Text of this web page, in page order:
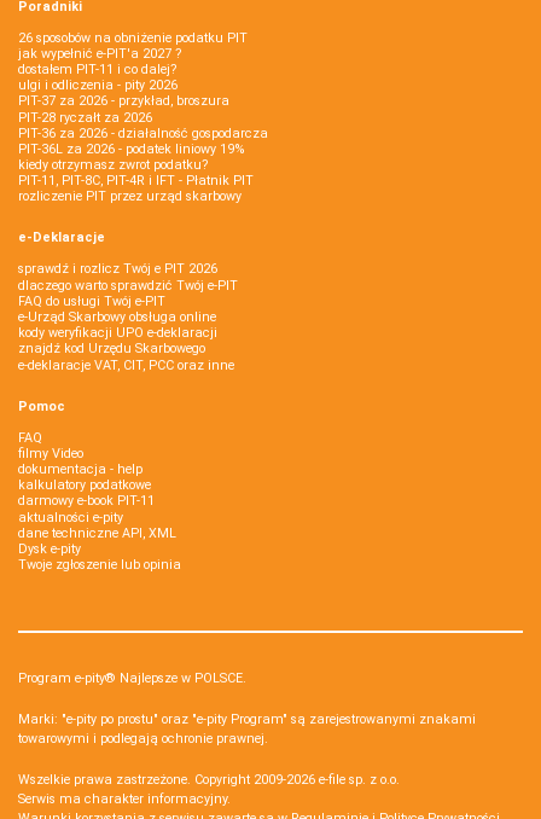
Poradniki
26 sposobów na obniżenie podatku PIT
jak wypełnić e-PIT'a 2027 ?
dostałem PIT-11 i co dalej?
ulgi i odliczenia - pity 2026
PIT-37 za 2026 - przykład, broszura
PIT-28 ryczałt za 2026
PIT-36 za 2026 - działalność gospodarcza
PIT-36L za 2026 - podatek liniowy 19%
kiedy otrzymasz zwrot podatku?
PIT-11, PIT-8C, PIT-4R i IFT - Płatnik PIT
rozliczenie PIT przez urząd skarbowy
e-Deklaracje
sprawdź i rozlicz Twój e PIT 2026
dlaczego warto sprawdzić Twój e-PIT
FAQ do usługi Twój e-PIT
e-Urząd Skarbowy obsługa online
kody weryfikacji UPO e-deklaracji
znajdź kod Urzędu Skarbowego
e-deklaracje VAT, CIT, PCC oraz inne
Pomoc
FAQ
filmy Video
dokumentacja - help
kalkulatory podatkowe
darmowy e-book PIT-11
aktualności e-pity
dane techniczne API, XML
Dysk e-pity
Twoje zgłoszenie lub opinia
Program e-pity® Najlepsze w POLSCE.
Marki: "e-pity po prostu" oraz "e-pity Program" są zarejestrowanymi znakami
towarowymi i podlegają ochronie prawnej.
Wszelkie prawa zastrzeżone. Copyright 2009-2026 e-file sp. z o.o.
Serwis ma charakter informacyjny.